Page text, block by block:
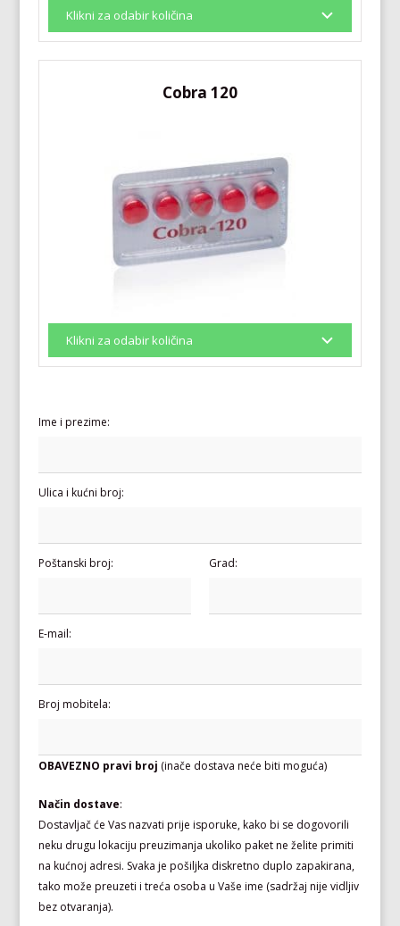
Cobra 120
Ime i prezime:
Ulica i kućni broj:
Poštanski broj: Grad:
E-mail:
Broj mobitela:
OBAVEZNO pravi broj (inače dostava neće biti moguća)
Način dostave:
Dostavljač će Vas nazvati prije isporuke, kako bi se dogovorili
neku drugu lokaciju preuzimanja ukoliko paket ne želite primiti
na kućnoj adresi. Svaka je pošiljka diskretno duplo zapakirana,
tako može preuzeti i treća osoba u Vaše ime (sadržaj nije vidljiv
bez otvaranja).